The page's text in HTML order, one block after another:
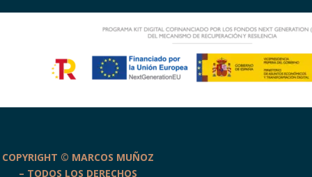
COPYRIGHT © MARCOS MUÑOZ
– TODOS LOS DERECHOS